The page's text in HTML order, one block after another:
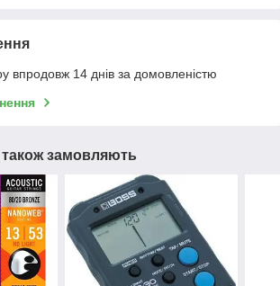
впродовж 14 днів за домовленістю
замовляють